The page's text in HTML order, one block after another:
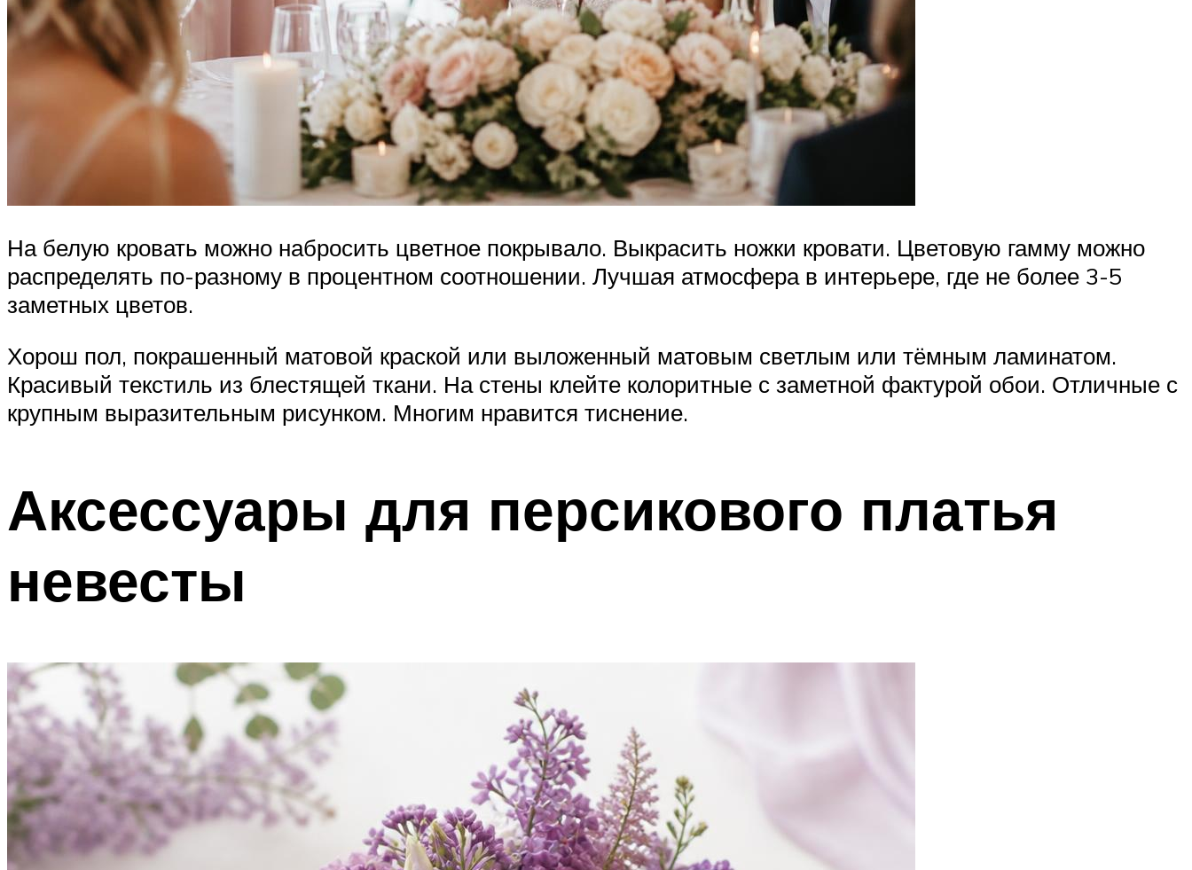
На белую кровать можно набросить цветное покрывало. Выкрасить ножки кровати. Цветовую гамму можно
распределять по-разному в процентном соотношении. Лучшая атмосфера в интерьере, где не более 3-5
заметных цветов.
Хорош пол, покрашенный матовой краской или выложенный матовым светлым или тёмным ламинатом.
Красивый текстиль из блестящей ткани. На стены клейте колоритные с заметной фактурой обои. Отличные с
крупным выразительным рисунком. Многим нравится тиснение.
Аксессуары для персикового платья
невесты